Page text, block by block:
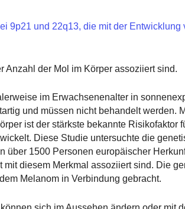
9p21 und 22q13, die mit der Entwicklung
Anzahl der Mol im Körper assoziiert sind.
im Erwachsenenalter in
und müssen nicht behandelt werden.
ist der stärkste bekannte Risikofaktor
Diese Studie untersuchte die
über 1500 Personen europäischer
diesem Merkmal assoziiert sind. Die
Melanom in Verbindung gebracht.